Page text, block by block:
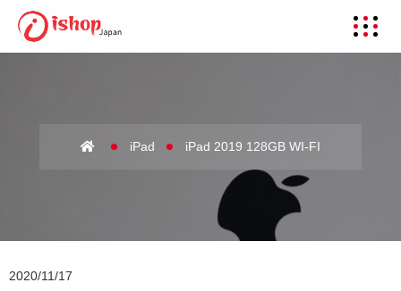
iPad iPad 2019 128GB WI-FI
2020/11/17